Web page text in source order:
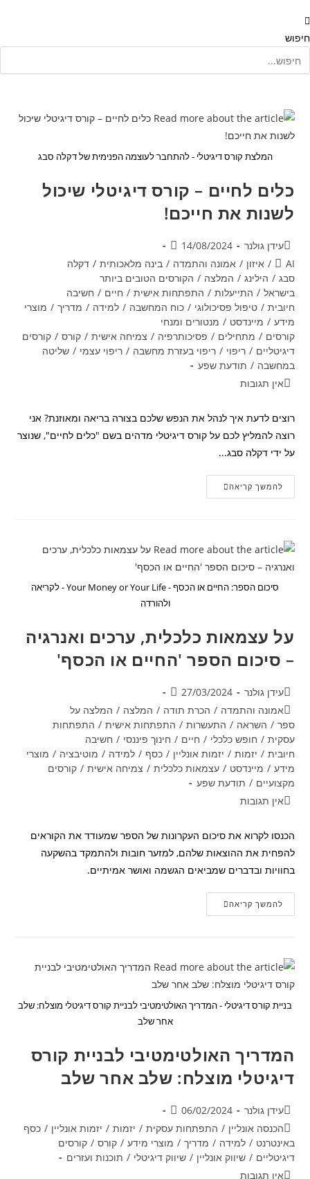
חיפוש
המלצת קורס דיגיטלי - להתחבר לעוצמה הפנימית של דקלה סבג
כלים לחיים – קורס דיגיטלי שיכול
לשנות את חייכם!
מחבר:
עידן גולנר פורסם:
14/08/2024
קטגוריה:
AI
/ איזון / אמונה והתמדה / בינה מלאכותית / דקלה
סבג / הילינג / המלצה / הקורסים הטובים ביותר
בישראל / התייעלות / התפתחות אישית / חיים / חשיבה
חיובית / טיפול פסיכולוגי / כוח המחשבה / למידה / מדריך / מוצרי
מידע / מיינדסט / מנטורים ומנחי
קורסים / מתחילים / פסיכותרפיה / צמיחה אישית / קורס / קורסים
דיגיטליים / ריפוי / ריפוי בעזרת מחשבה / ריפוי עצמי / שליטה
במחשבה / תודעת שפע
תגובות:
אין תגובות
רוצים לדעת איך לנהל את הנפש שלכם בצורה בריאה ומאוזנת? אני
רוצה להמליץ לכם על קורס דיגיטלי מדהים בשם "כלים לחיים", שנוצר
על ידי דקלה סבג...
להמשך קריאהכלים
לחיים
לשנות
את
חייכם!
סיכום הספר: החיים או הכסף - Your Money or Your Life - לקריאה
ולהורדה
על עצמאות כלכלית, ערכים ואנרגיה
– סיכום הספר 'החיים או הכסף'
מחבר:
עידן גולנר פורסם:
27/03/2024
קטגוריה:
אמונה והתמדה / הכרת תודה / המלצה / המלצה על
ספר / השראה / התעשרות / התפתחות אישית / התפתחות
עסקית / חופש כלכלי / חיים / חינוך פיננסי / חשיבה
חיובית / יזמות / יזמות אונליין / כסף / למידה / מוטיבציה / מוצרי
מידע / מיינדסט / עצמאות כלכלית / צמיחה אישית / קורסים
מקצועיים / תודעת שפע
תגובות:
אין תגובות
הכנסו לקרוא את סיכום העקרונות של הספר שמעודד את הקוראים
להפחית את ההוצאות שלהם, למזער חובות ולהתמקד בהשקעה
בחוויות ובדברים שמביאים הגשמה ואושר אמיתיים.
להמשך קריאהעל
עצמאות
סיכום
הספר
'החיים
או
הכסף'
בניית קורס דיגיטלי - המדריך האולטימטיבי לבניית קורס דיגיטלי מוצלח: שלב
אחר שלב
המדריך האולטימטיבי לבניית קורס
דיגיטלי מוצלח: שלב אחר שלב
מחבר:
עידן גולנר פורסם:
06/02/2024
קטגוריה:
הכנסה אונליין / התפתחות עסקית / יזמות / יזמות אונליין / כסף
באינטרנט / למידה / מדריך / מוצרי מידע / קורס / קורסים
דיגיטליים / שיווק אונליין / שיווק דיגיטלי / תוכנות ועזרים
תגובות:
אין תגובות